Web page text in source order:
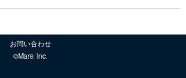
お問い合わせ
©Mare Inc.